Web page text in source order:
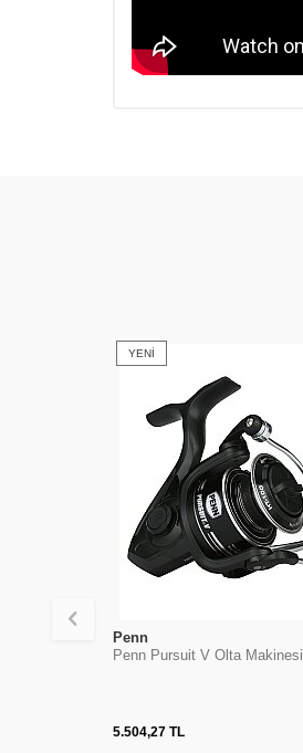
YENI
Penn
Penn Pursuit V Olta Makinesi
5.504,27 TL